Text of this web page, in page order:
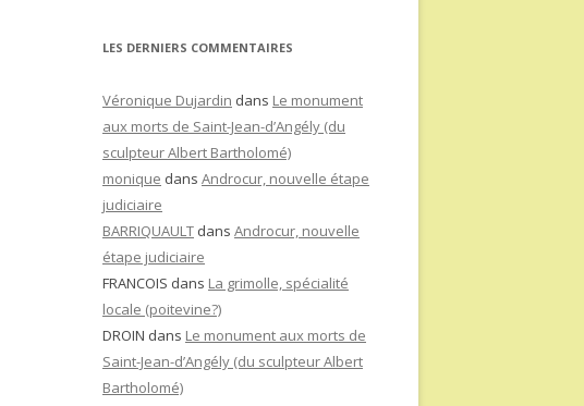
LES DERNIERS COMMENTAIRES
Véronique Dujardin dans Le monument
aux morts de Saint-Jean-d’Angély (du
sculpteur Albert Bartholomé)
monique dans Androcur, nouvelle étape
judiciaire
BARRIQUAULT dans Androcur, nouvelle
étape judiciaire
FRANCOIS dans La grimolle, spécialité
locale (poitevine?)
DROIN dans Le monument aux morts de
Saint-Jean-d’Angély (du sculpteur Albert
Bartholomé)